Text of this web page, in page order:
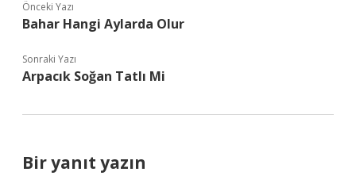
Önceki Yazı
Bahar Hangi Aylarda Olur
Sonraki Yazı
Arpacık Soğan Tatlı Mi
Bir yanıt yazın